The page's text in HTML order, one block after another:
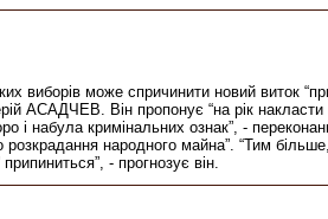
виборів може спричинити новий виток
АСАДЧЕВ. Він пропонує “на рік накласти
і набула кримінальних ознак”, -
народного майна”. “Тим
- прогнозує він.